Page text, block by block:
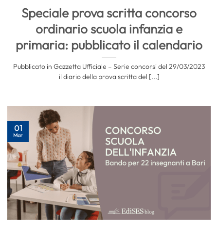
Speciale prova scritta concorso
ordinario scuola infanzia e
primaria: pubblicato il calendario
Pubblicato in Gazzetta Ufficiale – Serie concorsi del 29/03/2023
il diario della prova scritta del [...]
01
Mar